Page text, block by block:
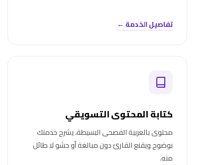
تفاصيل الخدمة ←
كتابة المحتوى التسويقي
محتوى بالعربية الفصحى البسيطة، يشرح خدمتك
بوضوح ويقنع القارئ دون مبالغة أو حشو لا طائل
منه.